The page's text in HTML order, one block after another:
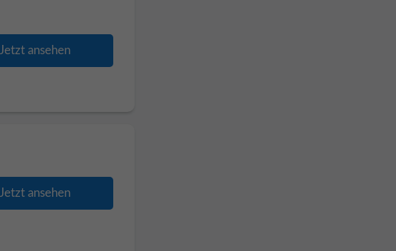
Jetzt ansehen
Jetzt ansehen